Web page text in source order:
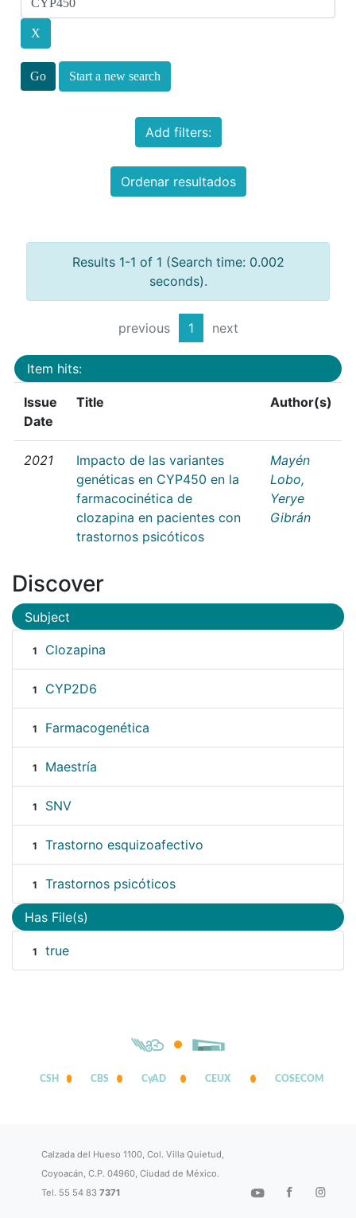
Start a new search
Add filters:
Ordenar resultados
Results 1-1 of 1 (Search time: 0.002
seconds).
previous 1 next
Item hits:
Issue
Date
Title Author(s)
2021
Impacto de las variantes
genéticas en CYP450 en la
farmacocinética de
clozapina en pacientes con
trastornos psicóticos
Mayén
Lobo,
Yerye
Gibrán
Discover
Subject
1 Clozapina
1 CYP2D6
1 Farmacogenética
1 Maestría
1 SNV
1 Trastorno esquizoafectivo
1 Trastornos psicóticos
Has File(s)
1 true
CSH CBS CyAD CEUX COSECOM
Calzada del Hueso 1100, Col. Villa Quietud,
Coyoacán, C.P. 04960, Ciudad de México.
Tel. 55 54 837371